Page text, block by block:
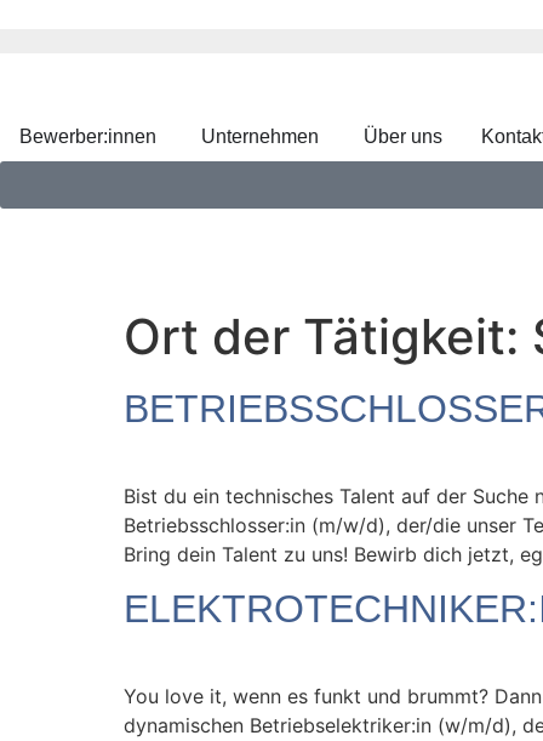
Bewerber:innen Unternehmen Über uns
Ort der Tätigkeit:
Bist du ein technisches Talent auf der
Betriebsschlosser:in (m/w/d), der/die unser
Bring dein Talent zu uns! Bewirb dich jetzt,
You love it, wenn es funkt und brummt?
dynamischen Betriebselektriker:in (w/m/d),